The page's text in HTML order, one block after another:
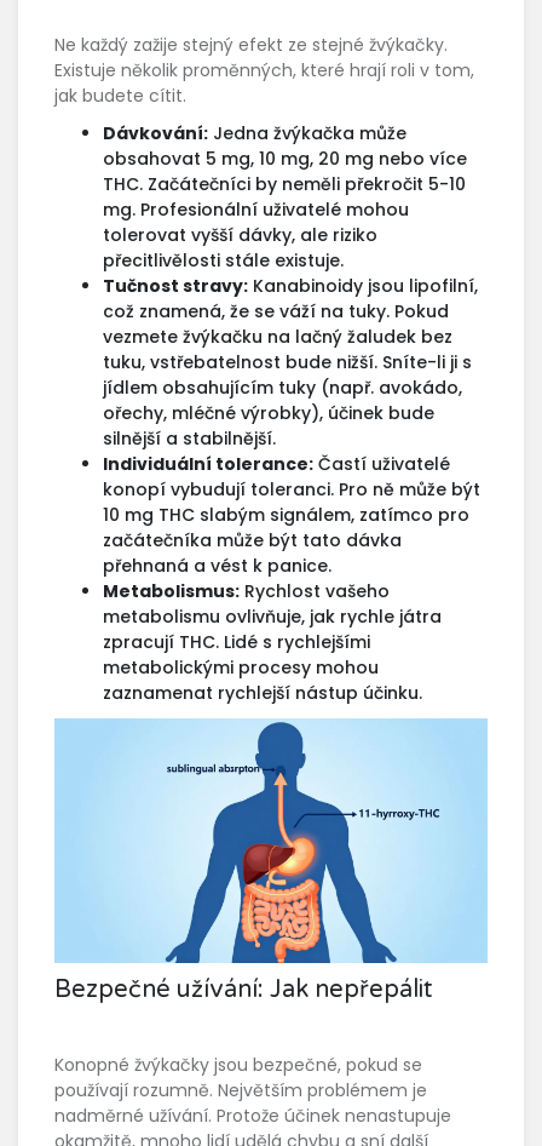
Ne každý zažije stejný efekt ze stejné žvýkačky.
Existuje několik proměnných, které hrají roli v tom,
jak budete cítit.
Dávkování: Jedna žvýkačka může
obsahovat 5 mg, 10 mg, 20 mg nebo více
THC. Začátečníci by neměli překročit 5-10
mg. Profesionální uživatelé mohou
tolerovat vyšší dávky, ale riziko
přecitlivělosti stále existuje.
Tučnost stravy: Kanabinoidy jsou lipofilní,
což znamená, že se váží na tuky. Pokud
vezmete žvýkačku na lačný žaludek bez
tuku, vstřebatelnost bude nižší. Sníte-li ji s
jídlem obsahujícím tuky (např. avokádo,
ořechy, mléčné výrobky), účinek bude
silnější a stabilnější.
Individuální tolerance: Častí uživatelé
konopí vybudují toleranci. Pro ně může být
10 mg THC slabým signálem, zatímco pro
začátečníka může být tato dávka
přehnaná a vést k panice.
Metabolismus: Rychlost vašeho
metabolismu ovlivňuje, jak rychle játra
zpracují THC. Lidé s rychlejšími
metabolickými procesy mohou
zaznamenat rychlejší nástup účinku.
Bezpečné užívání: Jak nepřepálit
Konopné žvýkačky jsou bezpečné, pokud se
používají rozumně. Největším problémem je
nadměrné užívání. Protože účinek nenastupuje
okamžitě, mnoho lidí udělá chybu a sní další